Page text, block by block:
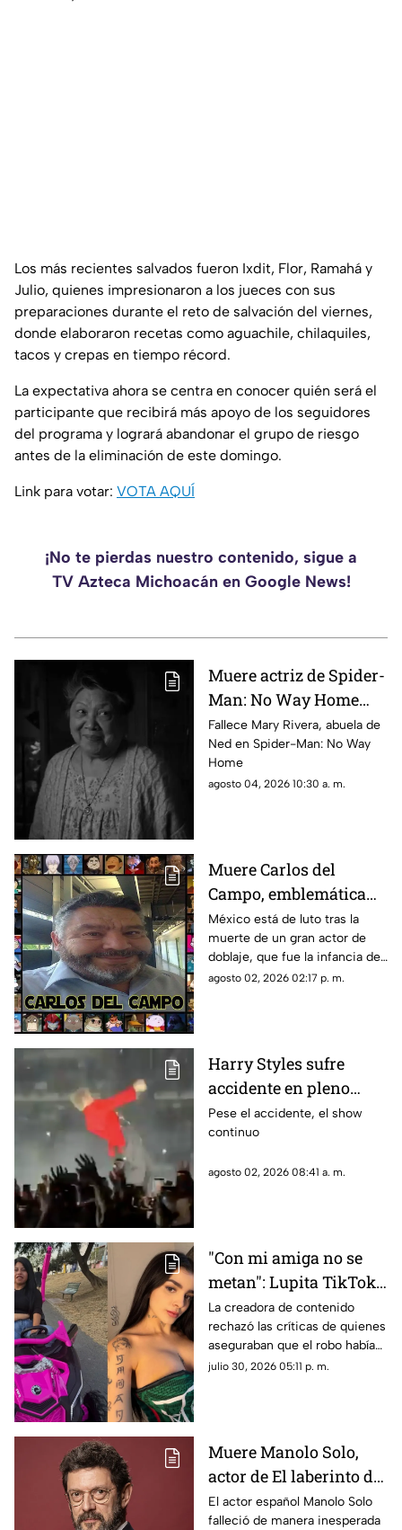
Los más recientes salvados fueron Ixdit, Flor, Ramahá y
Julio, quienes impresionaron a los jueces con sus
preparaciones durante el reto de salvación del viernes,
donde elaboraron recetas como aguachile, chilaquiles,
tacos y crepas en tiempo récord.
La expectativa ahora se centra en conocer quién será el
participante que recibirá más apoyo de los seguidores
del programa y logrará abandonar el grupo de riesgo
antes de la eliminación de este domingo.
Link para votar: VOTA AQUÍ
¡No te pierdas nuestro contenido, sigue a
TV Azteca Michoacán en Google News!
Muere actriz de Spider-
Man: No Way Home
por derrame cerebral
Fallece Mary Rivera, abuela de
Ned en Spider-Man: No Way
Home
agosto 04, 2026 10:30 a. m.
Muere Carlos del
Campo, emblemática
voz del doblaje
mexicano, a los 68 años
México está de luto tras la
muerte de un gran actor de
doblaje, que fue la infancia de
muchos
agosto 02, 2026 02:17 p. m.
Harry Styles sufre
accidente en pleno
concierto tras intensa
lluvia en la CDMX
Pese el accidente, el show
continuo
agosto 02, 2026 08:41 a. m.
"Con mi amiga no se
metan": Lupita TikTok
sale en defensa de
Karely Ruiz tras robo
La creadora de contenido
rechazó las críticas de quienes
aseguraban que el robo había
sido un montaje para llamar la
julio 30, 2026 05:11 p. m.
Muere Manolo Solo,
actor de El laberinto del
fauno, a los 62 años
El actor español Manolo Solo
falleció de manera inesperada